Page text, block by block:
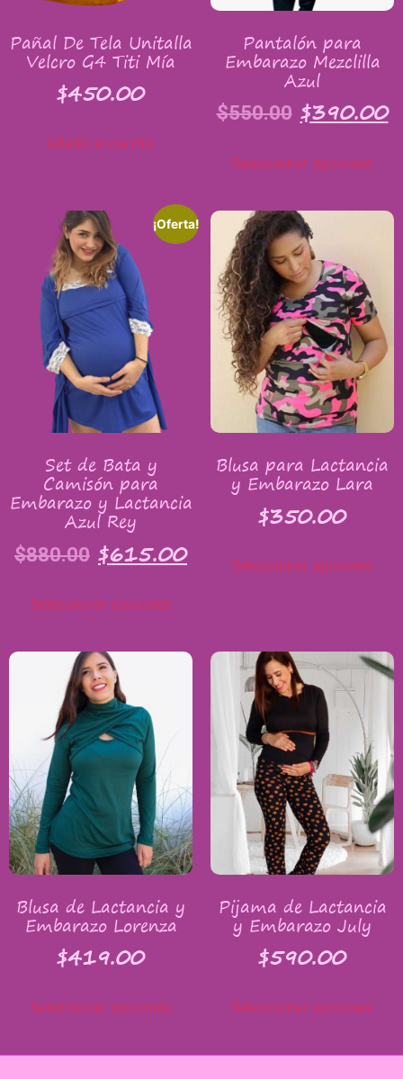
Pañal De Tela Unitalla
Velcro G4 Titi Mía
$450.00
Añadir al carrito
Pantalón para
Embarazo Mezclilla
Azul
$550.00 $390.00
Seleccionar opciones
¡Oferta!
Set de Bata y
Camisón para
Embarazo y Lactancia
Azul Rey
$880.00 $615.00
Seleccionar opciones
Blusa para Lactancia
y Embarazo Lara
$350.00
Seleccionar opciones
Blusa de Lactancia y
Embarazo Lorenza
$419.00
Seleccionar opciones
Pijama de Lactancia
y Embarazo July
$590.00
Seleccionar opciones